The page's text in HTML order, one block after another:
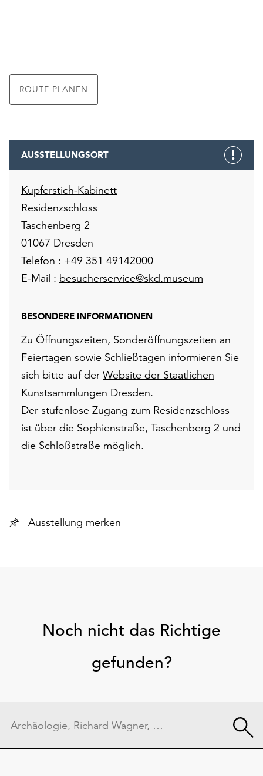
ROUTE PLANEN
AUSSTELLUNGSORT
Kupferstich-Kabinett
Residenzschloss
Taschenberg 2
01067 Dresden
Telefon : +49 351 49142000
E-Mail : besucherservice@skd.museum
BESONDERE INFORMATIONEN
Zu Öffnungszeiten, Sonderöffnungszeiten an
Feiertagen sowie Schließtagen informieren Sie
sich bitte auf der Website der Staatlichen
Kunstsammlungen Dresden.
Der stufenlose Zugang zum Residenzschloss
ist über die Sophienstraße, Taschenberg 2 und
die Schloßstraße möglich.
Ausstellung merken
Noch nicht das Richtige
gefunden?